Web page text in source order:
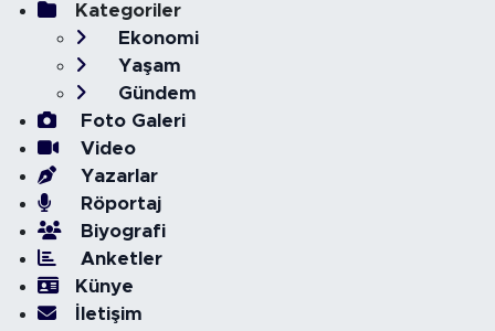
Kategoriler
Ekonomi
Yaşam
Gündem
Foto Galeri
Video
Yazarlar
Röportaj
Biyografi
Anketler
Künye
İletişim